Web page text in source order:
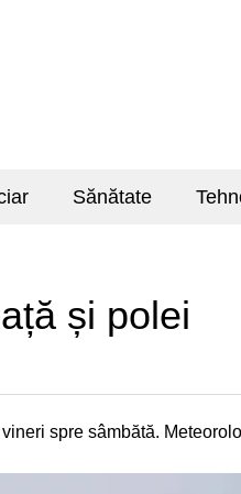
Sănătate
și polei
spre sâmbătă.